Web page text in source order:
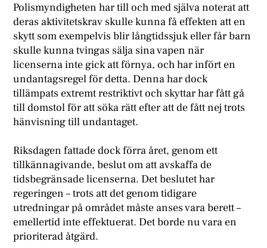
Polismyndigheten har till och med själva noterat att
deras aktivitetskrav skulle kunna få effekten att en
skytt som exempelvis blir långtidssjuk eller får barn
skulle kunna tvingas sälja sina vapen när
licenserna inte gick att förnya, och har infört en
undantagsregel för detta. Denna har dock
tillämpats extremt restriktivt och skyttar har fått gå
till domstol för att söka rätt efter att de fått nej trots
hänvisning till undantaget.
Riksdagen fattade dock förra året, genom ett
tillkännagivande, beslut om att avskaffa de
tidsbegränsade licenserna. Det beslutet har
regeringen – trots att det genom tidigare
utredningar på området måste anses vara berett –
emellertid inte effektuerat. Det borde nu vara en
prioriterad åtgärd.